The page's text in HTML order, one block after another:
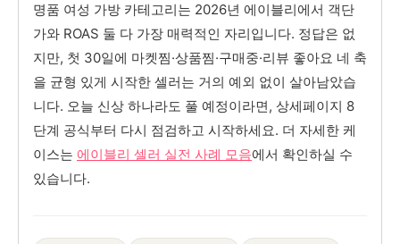
명품 여성 가방 카테고리는 2026년 에이블리에서 객단
가와 ROAS 둘 다 가장 매력적인 자리입니다. 정답은 없
지만, 첫 30일에 마켓찜·상품찜·구매중·리뷰 좋아요 네 축
을 균형 있게 시작한 셀러는 거의 예외 없이 살아남았습
니다. 오늘 신상 하나라도 풀 예정이라면, 상세페이지 8
단계 공식부터 다시 점검하고 시작하세요. 더 자세한 케
이스는 에이블리 셀러 실전 사례 모음에서 확인하실 수
있습니다.